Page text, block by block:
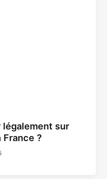
sur
?